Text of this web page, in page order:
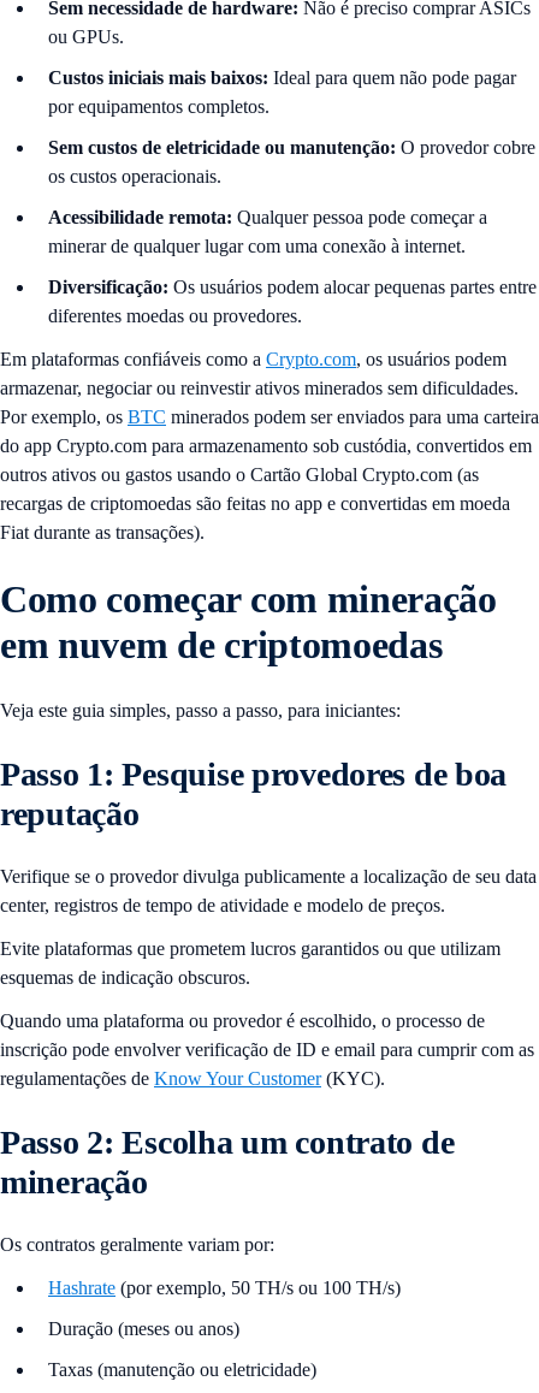
Sem necessidade de hardware: Não é preciso comprar ASICs
ou GPUs.
Custos iniciais mais baixos: Ideal para quem não pode pagar
por equipamentos completos.
Sem custos de eletricidade ou manutenção: O provedor cobre
os custos operacionais.
Acessibilidade remota: Qualquer pessoa pode começar a
minerar de qualquer lugar com uma conexão à internet.
Diversificação: Os usuários podem alocar pequenas partes entre
diferentes moedas ou provedores.
Em plataformas confiáveis ​​como a Crypto.com, os usuários podem
armazenar, negociar ou reinvestir ativos minerados sem dificuldades.
Por exemplo, os BTC minerados podem ser enviados para uma carteira
do app Crypto.com para armazenamento sob custódia, convertidos em
outros ativos ou gastos usando o Cartão Global Crypto.com (as
recargas de criptomoedas são feitas no app e convertidas em moeda
Fiat durante as transações).
Como começar com mineração
em nuvem de criptomoedas
Veja este guia simples, passo a passo, para iniciantes:
Passo 1: Pesquise provedores de boa
reputação
Verifique se o provedor divulga publicamente a localização de seu data
center, registros de tempo de atividade e modelo de preços.
Evite plataformas que prometem lucros garantidos ou que utilizam
esquemas de indicação obscuros.
Quando uma plataforma ou provedor é escolhido, o processo de
inscrição pode envolver verificação de ID e email para cumprir com as
regulamentações de Know Your Customer(KYC).
Passo 2: Escolha um contrato de
mineração
Os contratos geralmente variam por:
Hashrate (por exemplo, 50 TH/s ou 100 TH/s)
Duração (meses ou anos)
Taxas (manutenção ou eletricidade)